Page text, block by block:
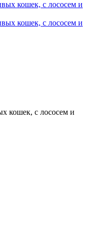
кошек, с лососем и